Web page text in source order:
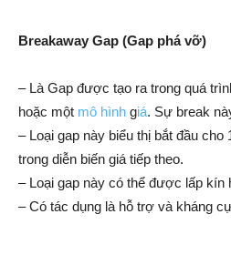
Breakaway Gap (Gap phá vỡ)
– Là Gap được tạo ra trong quá
hoặc một mô hình giá. Sự break
– Loại gap này biểu thị bắt đầu
trong diễn biến giá tiếp theo.
– Loại gap này có thể được lấp kín
– Có tác dụng là hỗ trợ và kháng